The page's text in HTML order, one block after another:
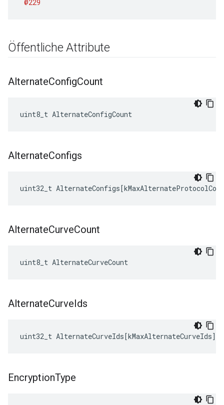
@229
Öffentliche Attribute
AlternateConfigCount
uint8_t AlternateConfigCount
AlternateConfigs
uint32_t AlternateConfigs[
AlternateCurveCount
uint8_t AlternateCurveCount
AlternateCurveIds
uint32_t AlternateCurveIds[kMaxAlternateCurveIds]
EncryptionType